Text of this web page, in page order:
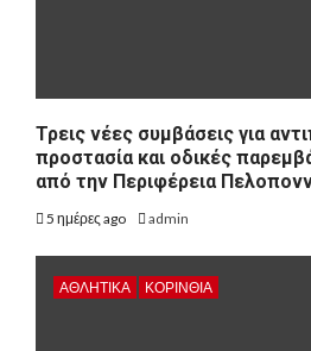
Τρεις νέες συμβάσεις για
προστασία και οδικές
από την Περιφέρεια
5 ημέρες ago admin
ΑΘΛΗΤΙΚΑ ΚΟΡΙΝΘΊΑ